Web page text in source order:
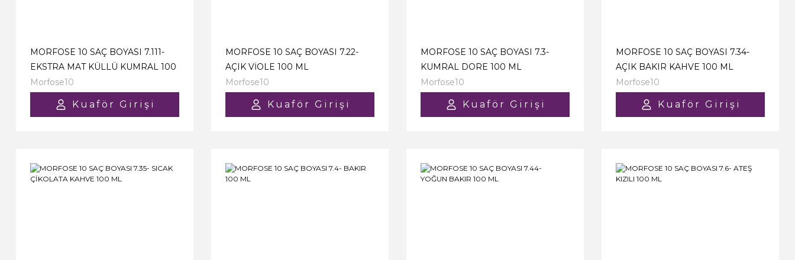
MORFOSE 10 SAÇ BOYASI 7.111-
EKSTRA MAT KÜLLÜ KUMRAL 100
ML
Morfose10
Kuaför Girişi
MORFOSE 10 SAÇ BOYASI 7.22-
AÇIK VİOLE 100 ML
Morfose10
Kuaför Girişi
MORFOSE 10 SAÇ BOYASI 7.3-
KUMRAL DORE 100 ML
Morfose10
Kuaför Girişi
MORFOSE 10 SAÇ BOYASI 7.34-
AÇIK BAKIR KAHVE 100 ML
Morfose10
Kuaför Girişi